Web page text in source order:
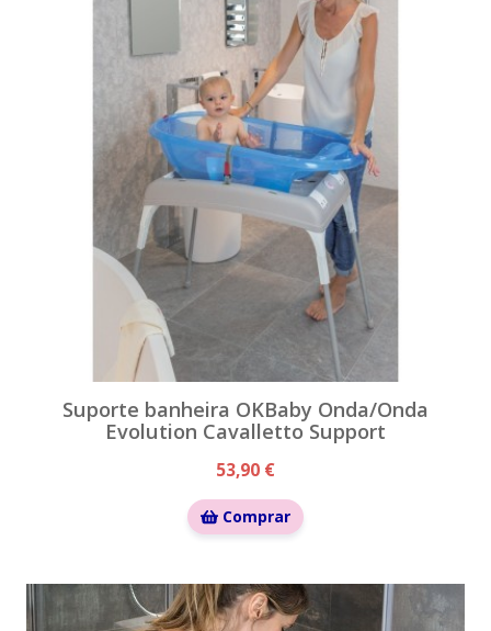
Suporte banheira OKBaby Onda/Onda
Evolution Cavalletto Support
53,90 €
Comprar